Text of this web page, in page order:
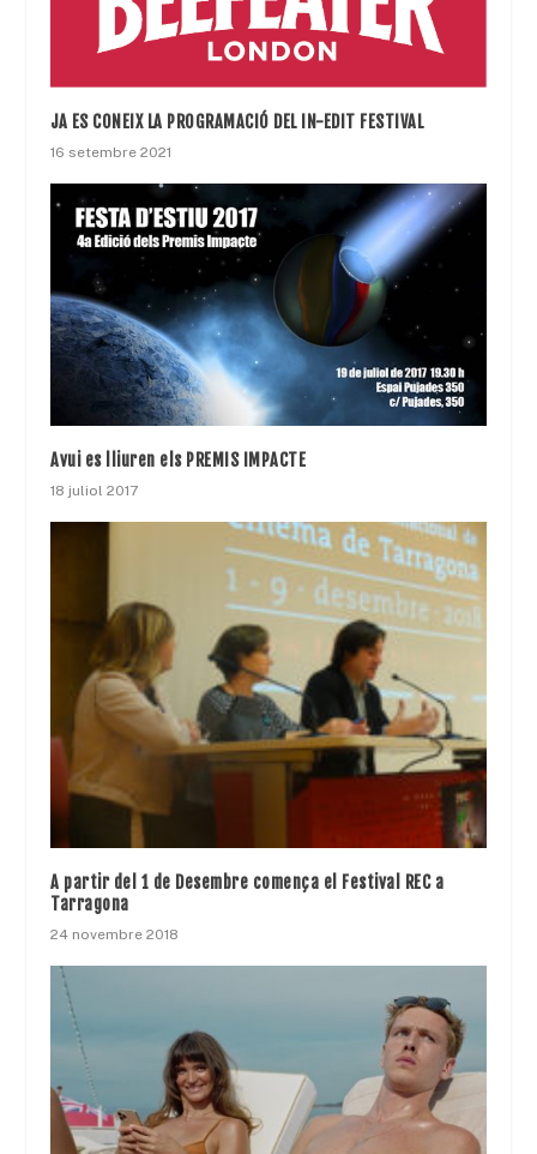
JA ES CONEIX LA PROGRAMACIÓ DEL IN-EDIT FESTIVAL
16 setembre 2021
Avui es lliuren els PREMIS IMPACTE
18 juliol 2017
A partir del 1 de Desembre comença el Festival REC a
Tarragona
24 novembre 2018